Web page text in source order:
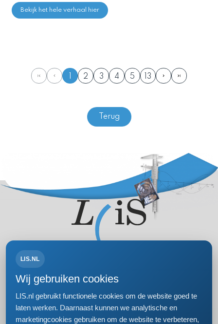
Bekijk het hele verhaal hier
2 3 4 5 13
Terug
Volg ons op:
LIS.NL
Wij gebruiken cookies
LIS.nl gebruikt functionele cookies om de website goed te
laten werken. Daarnaast kunnen we analytische en
marketingcookies gebruiken om de website te verbeteren,